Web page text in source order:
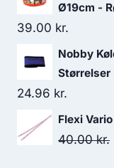
Ø19cm -
39.00 kr.
Nobby
Størrelser
24.96 kr.
Flexi
40.00kr.